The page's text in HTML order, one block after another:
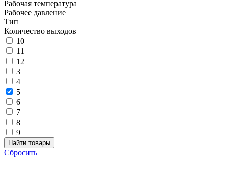
Рабочая температура
Рабочее давление
Тип
Количество выходов
10
11
12
3
4
5
6
7
8
9
Сбросить